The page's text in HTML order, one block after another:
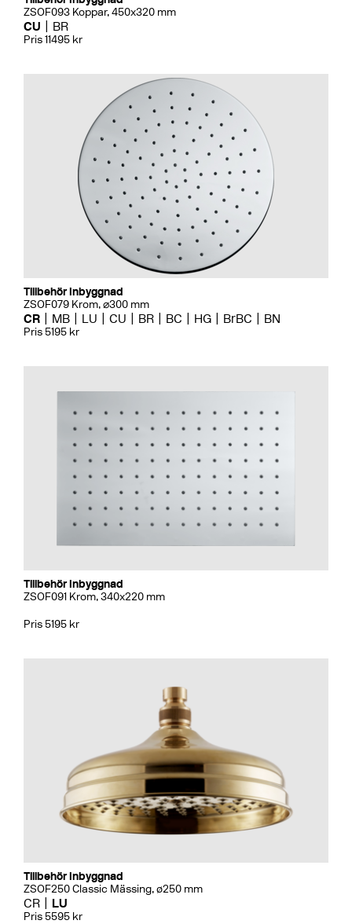
ZSOF093 Koppar, 450x320 mm
CU BR
Pris 11495 kr
Tillbehör Inbyggnad
ZSOF079 Krom, ⌀300 mm
CR MB LU CU BR BC HG BrBC BN
Pris 5195 kr
Tillbehör Inbyggnad
ZSOF091 Krom, 340x220 mm
Pris 5195 kr
Tillbehör Inbyggnad
ZSOF250 Classic Mässing, ø250 mm
CR LU
Pris 5595 kr